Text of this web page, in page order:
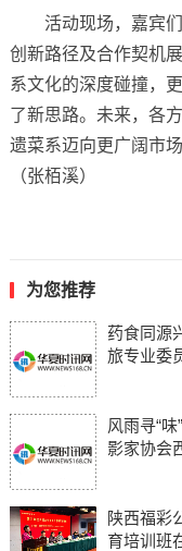
活动现场，嘉宾们
创新路径及合作契机
系文化的深度碰撞，
了新思路。未来，各
遗菜系迈向更广阔市
（张栢溪）
为您推荐
药食同源
旅专业委
风雨寻“
影家协会
陕西福彩
育培训班